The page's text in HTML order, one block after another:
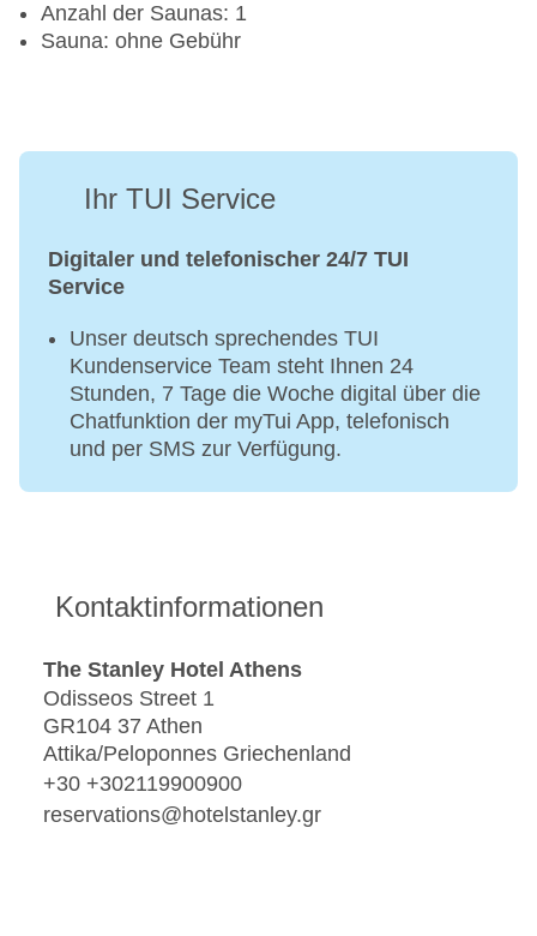
Anzahl der Saunas: 1
Sauna: ohne Gebühr
Ihr TUI Service
Digitaler und telefonischer 24/7 TUI
Service
Unser deutsch sprechendes TUI
Kundenservice Team steht Ihnen 24
Stunden, 7 Tage die Woche digital über die
Chatfunktion der myTui App, telefonisch
und per SMS zur Verfügung.
Kontaktinformationen
The Stanley Hotel Athens
Odisseos Street 1
GR104 37 Athen
Attika/Peloponnes Griechenland
+30 +302119900900
reservations@hotelstanley.gr